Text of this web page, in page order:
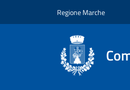
Regione Marche